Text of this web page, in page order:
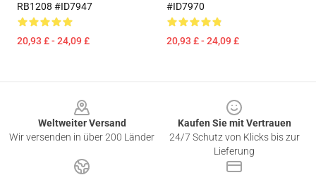
RB1208 #ID7947
20,93 £ - 24,09 £
#ID7970
20,93 £ - 24,09 £
Weltweiter Versand
Wir versenden in über 200 Länder
Kaufen Sie mit Vertrauen
24/7 Schutz von Klicks bis zur
Lieferung